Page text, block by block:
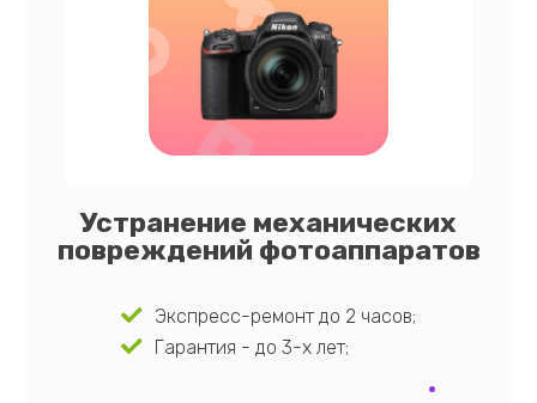
Устранение механических
повреждений фотоаппаратов
Экспресс-ремонт до 2 часов;
Гарантия - до 3-х лет;